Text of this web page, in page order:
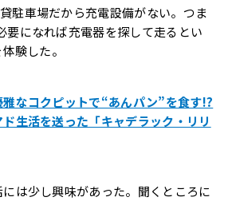
駐車場だから充電設備がない。つま
要になれば充電器を探して走るとい
験した。
雅なコクピットで“あんパン”を食す!?
生活を送った「キャデラック・リリ
は少し興味があった。聞くところに